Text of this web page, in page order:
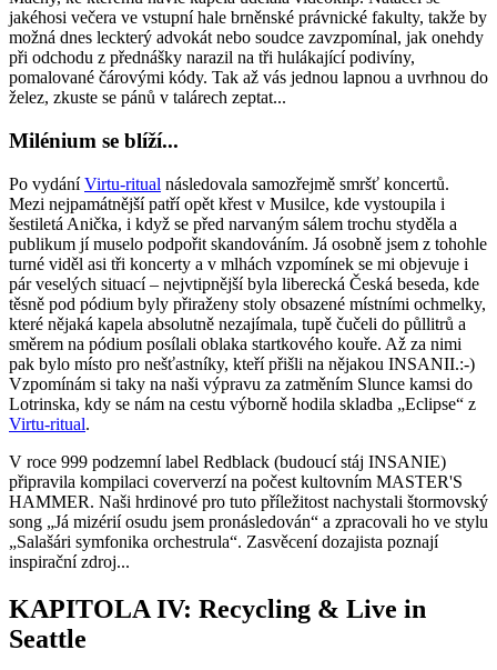
jakéhosi večera ve vstupní hale brněnské právnické fakulty, takže by
možná dnes leckterý advokát nebo soudce zavzpomínal, jak onehdy
při odchodu z přednášky narazil na tři hulákající podivíny,
pomalované čárovými kódy. Tak až vás jednou lapnou a uvrhnou do
želez, zkuste se pánů v talárech zeptat...
Milénium se blíží...
Po vydáníVirtu-ritual následovala samozřejmě smršť koncertů.
Mezi nejpamátnější patří opět křest v Musilce, kde vystoupila i
šestiletá Anička, i když se před narvaným sálem trochu styděla a
publikum jí muselo podpořit skandováním. Já osobně jsem z tohohle
turné viděl asi tři koncerty a v mlhách vzpomínek se mi objevuje i
pár veselých situací – nejvtipnější byla liberecká Česká beseda, kde
těsně pod pódium byly přiraženy stoly obsazené místními ochmelky,
které nějaká kapela absolutně nezajímala, tupě čučeli do půllitrů a
směrem na pódium posílali oblaka startkového kouře. Až za nimi
pak bylo místo pro nešťastníky, kteří přišli na nějakou INSANII.:-)
Vzpomínám si taky na naši výpravu za zatměním Slunce kamsi do
Lotrinska, kdy se nám na cestu výborně hodila skladba „Eclipse“ z
Virtu-ritual.
V roce 999 podzemní label Redblack (budoucí stáj INSANIE)
připravila kompilaci coververzí na počest kultovním MASTER'S
HAMMER. Naši hrdinové pro tuto příležitost nachystali štormovský
song „Já mizérií osudu jsem pronásledován“ a zpracovali ho ve stylu
„Salašári symfonika orchestrula“. Zasvěcení dozajista poznají
inspirační zdroj...
KAPITOLA IV: Recycling & Live in
Seattle